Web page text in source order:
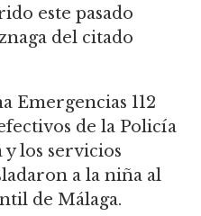
este pasado
del citado
Emergencias 112
de la Policía
los servicios
a la niña al
de Málaga.